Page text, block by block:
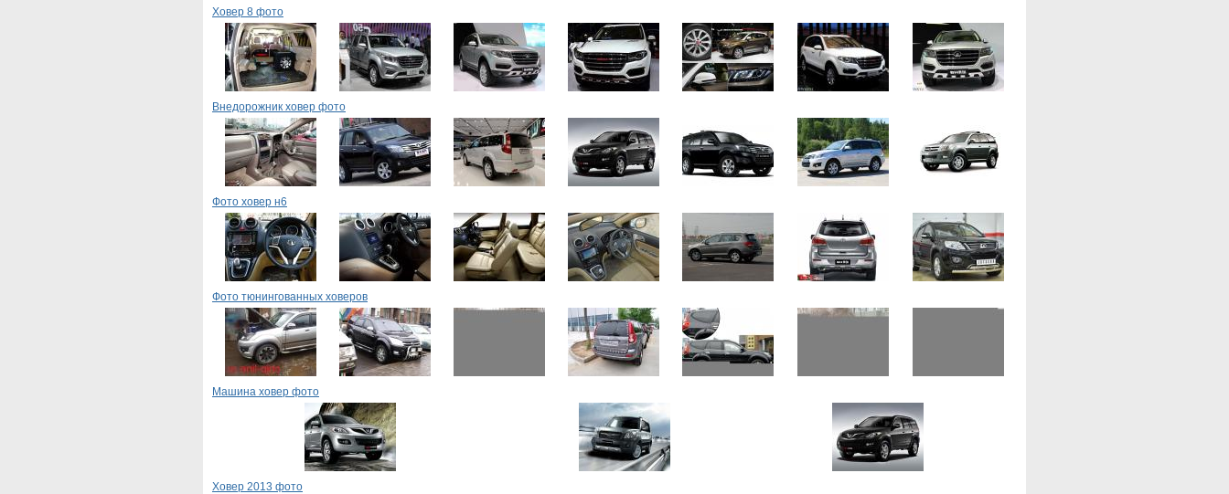
Ховер 8 фото
Внедорожник ховер фото
Фото ховер н6
Фото тюнингованных ховеров
Машина ховер фото
Ховер 2013 фото